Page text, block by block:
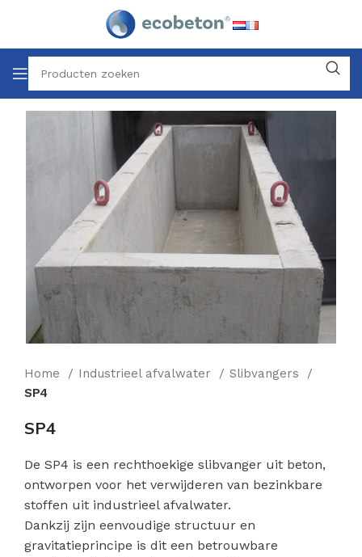
Home Industrieel afvalwater
Slibvangers
SP4
SP4
De SP4 is een rechthoekige slibvanger uit beton,
ontworpen voor het verwijderen van bezinkbare
stoffen uit industrieel afvalwater.
Dankzij zijn eenvoudige structuur en
gravitatieprincipe is dit een betrouwbare